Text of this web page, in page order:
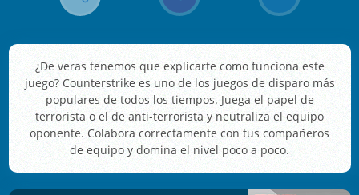
¿De veras tenemos que explicarte como funciona este
juego? Counterstrike es uno de los juegos de disparo más
populares de todos los tiempos. Juega el papel de
terrorista o el de anti-terrorista y neutraliza el equipo
oponente. Colabora correctamente con tus compañeros
de equipo y domina el nivel poco a poco.